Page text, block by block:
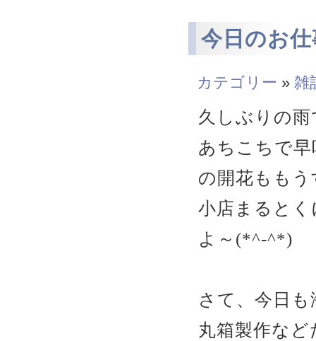
今日のお
カテゴリー » 雑
久しぶりの
あちこちで
の開花もも
小店まると
よ～(*^-^*)
さて、今日
丸箱製作な